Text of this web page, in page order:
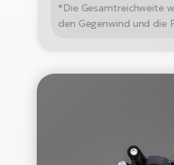
*Die Gesamtreichweite
den Gegenwind und die